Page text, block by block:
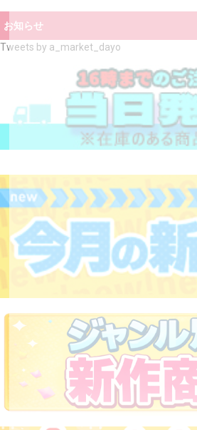
お知らせ
Tweets by a_market_dayo